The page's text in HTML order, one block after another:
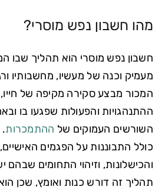
מהו חשבון נפש מוסרי?
חשבון נפש מוסרי הוא תהליך שבו
מעמיק וכנה של מעשיו, מחשבותיו
המכור מבצע סקירה מקיפה של
ההתנהגויות והפעולות שפגעו בו
השורשים העמוקים של ההתמכרות
כולל התבוננות על הפגמים
והכישלונות, וזיהוי התחומים שבהם
תהליך זה דורש כנות ואומץ, שכן